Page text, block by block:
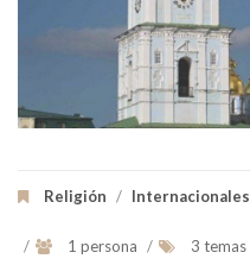
Religión / Internacionales
/ 1 persona / 3 temas